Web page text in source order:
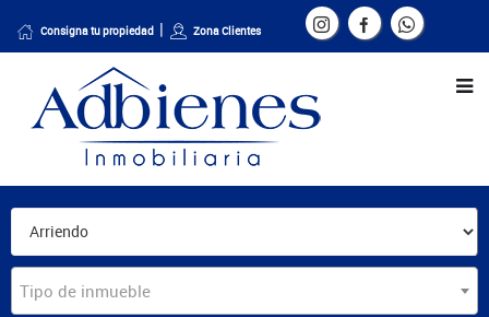
Consigna tu propiedad Zona Clientes
Tipo de inmueble